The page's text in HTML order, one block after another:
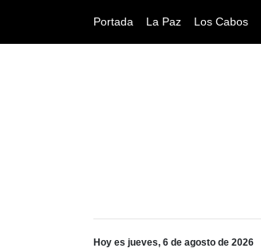
Portada La Paz Los Cabos
Hoy es jueves, 6 de agosto de 2026